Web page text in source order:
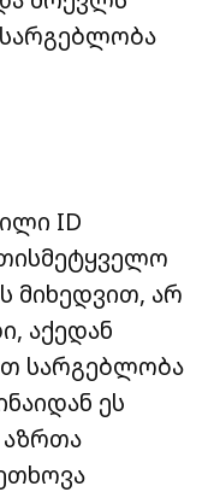
ID
მიხედვით, არ
აქედან
სარგებლობა
ეს
აზრთა